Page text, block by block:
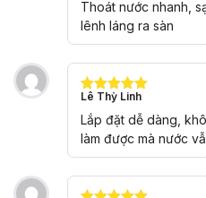
sao
Thoát nước nhanh,
lênh láng ra sàn
Được xếp
hạng55
sao
Lê Thỳ Linh
Lắp đặt dễ dàng,
làm được mà nước